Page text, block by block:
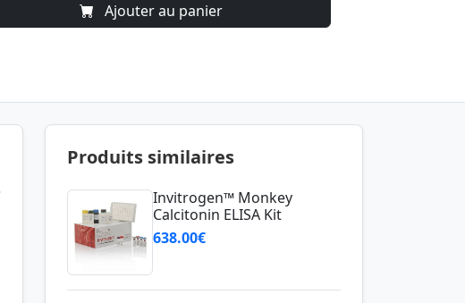
Ajouter au panier
Produits similaires
Invitrogen™ Monkey
Calcitonin ELISA Kit
638.00€